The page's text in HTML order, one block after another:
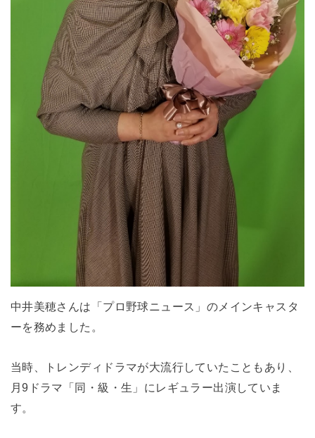
中井美穂さんは「プロ野球ニュース」のメインキャスタ
ーを務めました。
当時、トレンディドラマが大流行していたこともあり、
月9ドラマ「同・級・生」にレギュラー出演していま
す。